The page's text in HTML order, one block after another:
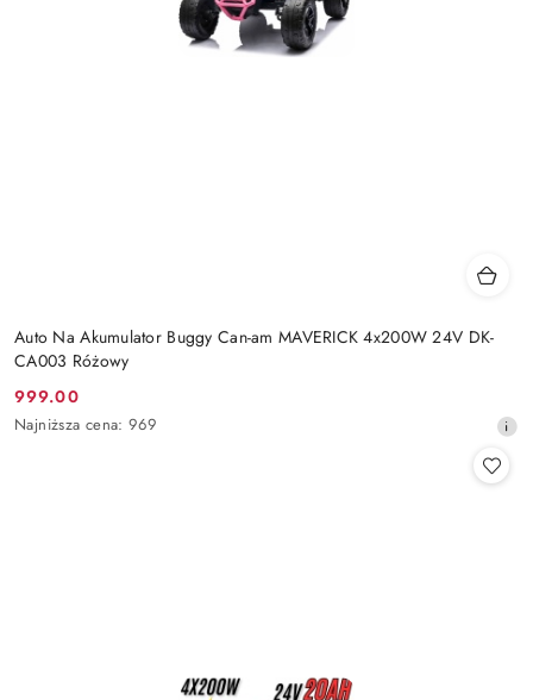
Auto Na Akumulator Buggy Can-am MAVERICK 4x200W 24V DK-
CA003 Różowy
Cena
promocyjna:
999.00
Najniższa
Najniższa cena: 969